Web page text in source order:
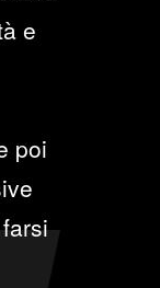
e
poi